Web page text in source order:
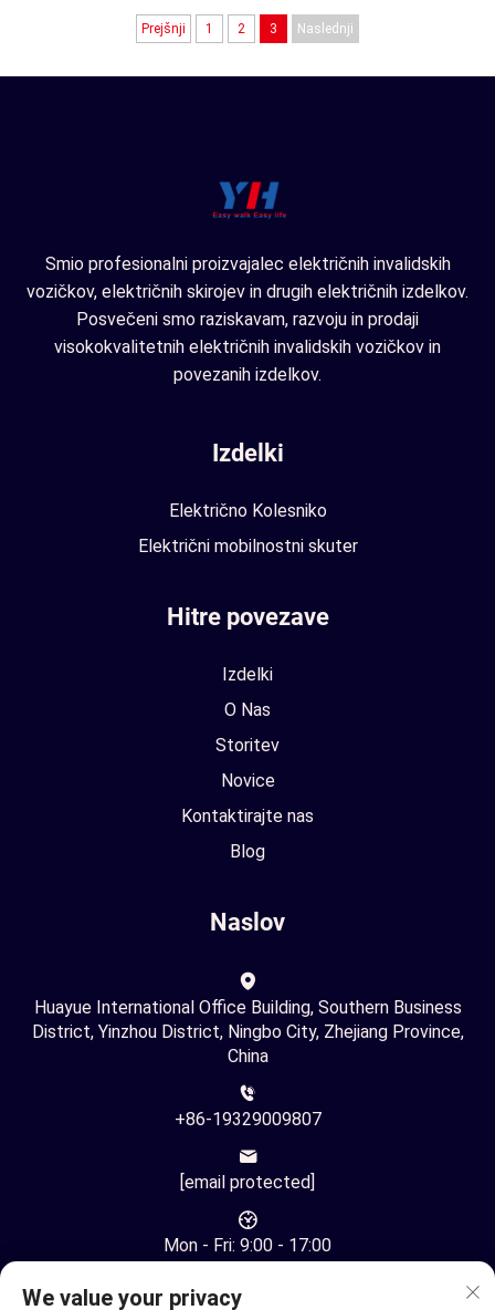
Prejšnji 1 2 3 Naslednji
Smio profesionalni proizvajalec električnih invalidskih
vozičkov, električnih skirojev in drugih električnih izdelkov.
Posvečeni smo raziskavam, razvoju in prodaji
visokokvalitetnih električnih invalidskih vozičkov in
povezanih izdelkov.
Izdelki
Električno Kolesniko
Električni mobilnostni skuter
Hitre povezave
Izdelki
O Nas
Storitev
Novice
Kontaktirajte nas
Blog
Naslov
Huayue International Office Building, Southern Business
District, Yinzhou District, Ningbo City, Zhejiang Province,
China
+86-19329009807
[email protected]
Mon - Fri: 9:00 - 17:00
We value your privacy